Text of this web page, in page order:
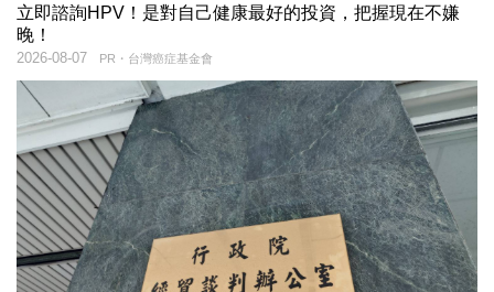
立即諮詢HPV！是對自己健康最好的投資，把握現在不嫌
晚！
PR・台灣癌症基金會
2026-08-07